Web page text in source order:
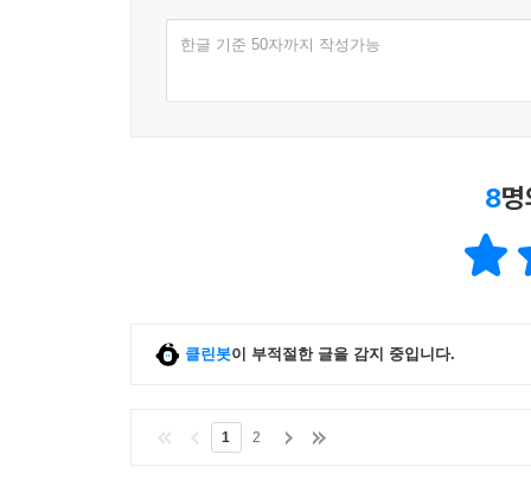
한글 기준 50자까지 작성가능
8
클린봇이 부적절한 글을 감지 중입니다.
1 2